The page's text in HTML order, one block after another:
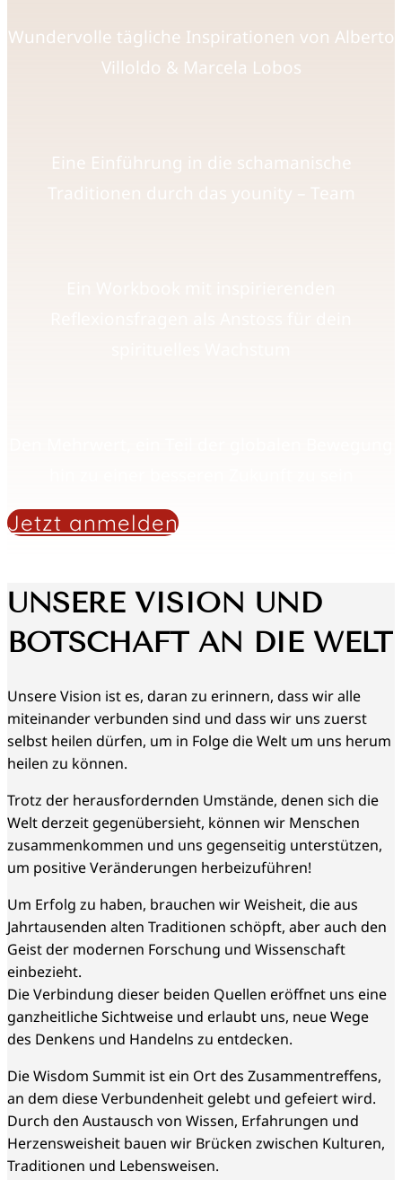
Wundervolle tägliche Inspirationen von Alberto
Villoldo & Marcela Lobos
Eine Einführung in die schamanische
Traditionen durch das younity – Team
Jetzt anmelden
UNSERE VISION UND
BOTSCHAFT AN DIE WELT
Unsere Vision ist es, daran zu erinnern, dass wir alle
miteinander verbunden sind und dass wir uns zuerst
selbst heilen dürfen, um in Folge die Welt um uns herum
heilen zu können.
Trotz der herausfordernden Umstände, denen sich die
Welt derzeit gegenübersieht, können wir Menschen
zusammenkommen und uns gegenseitig unterstützen,
um positive Veränderungen herbeizuführen!
Um Erfolg zu haben, brauchen wir Weisheit, die aus
Jahrtausenden alten Traditionen schöpft, aber auch den
Geist der modernen Forschung und Wissenschaft
einbezieht.
Die Verbindung dieser beiden Quellen eröffnet uns eine
ganzheitliche Sichtweise und erlaubt uns, neue Wege
des Denkens und Handelns zu entdecken.
Die Wisdom Summit ist ein Ort des Zusammentreffens,
an dem diese Verbundenheit gelebt und gefeiert wird.
Durch den Austausch von Wissen, Erfahrungen und
Herzensweisheit bauen wir Brücken zwischen Kulturen,
Traditionen und Lebensweisen.